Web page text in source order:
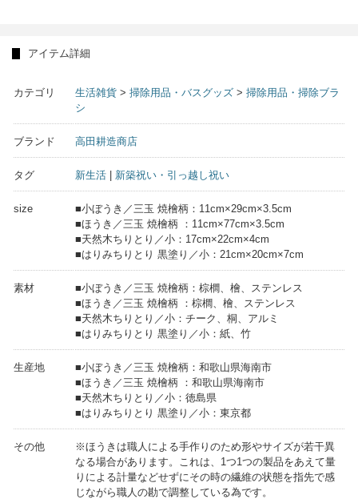
アイテム詳細
カテゴリ 生活雑貨 > 掃除用品・バスグッズ > 掃除用品・掃除ブラ
シ
ブランド 高田耕造商店
タグ 新生活 新築祝い・引っ越し祝い
size
■小ぼうき／三玉 焼檜柄：11cm×29cm×3.5cm
■ほうき／三玉 焼檜柄 ：11cm×77cm×3.5cm
■天然木ちりとり／小：17cm×22cm×4cm
■はりみちりとり 黒塗り／小：21cm×20cm×7cm
素材
■小ぼうき／三玉 焼檜柄：棕櫚、檜、ステンレス
■ほうき／三玉 焼檜柄 ：棕櫚、檜、ステンレス
■天然木ちりとり／小：チーク、桐、アルミ
■はりみちりとり 黒塗り／小：紙、竹
生産地
■小ぼうき／三玉 焼檜柄：和歌山県海南市
■ほうき／三玉 焼檜柄 ：和歌山県海南市
■天然木ちりとり／小：徳島県
■はりみちりとり 黒塗り／小：東京都
その他
※ほうきは職人による手作りのため形やサイズが若干異
なる場合があります。これは、1つ1つの製品をあえて量
りによる計量などせずにその時の繊維の状態を指先で感
じながら職人の勘で調整している為です。